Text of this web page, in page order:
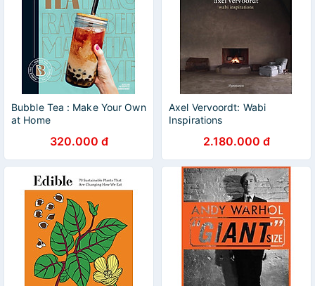
Bubble Tea : Make Your Own
at Home
320.000 đ
Axel Vervoordt: Wabi
Inspirations
2.180.000 đ